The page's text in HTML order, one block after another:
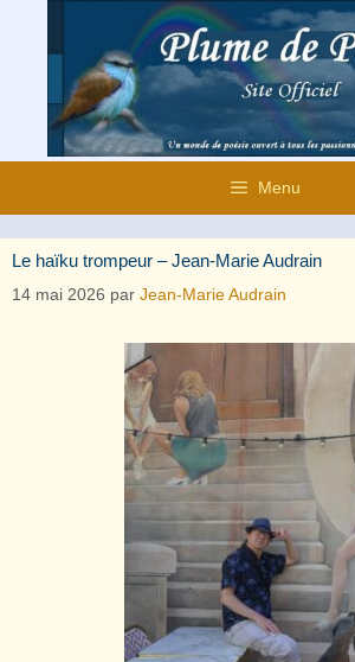
contenu
Menu
Le haïku trompeur – Jean-Marie Audrain
14 mai 2026 par Jean-Marie Audrain